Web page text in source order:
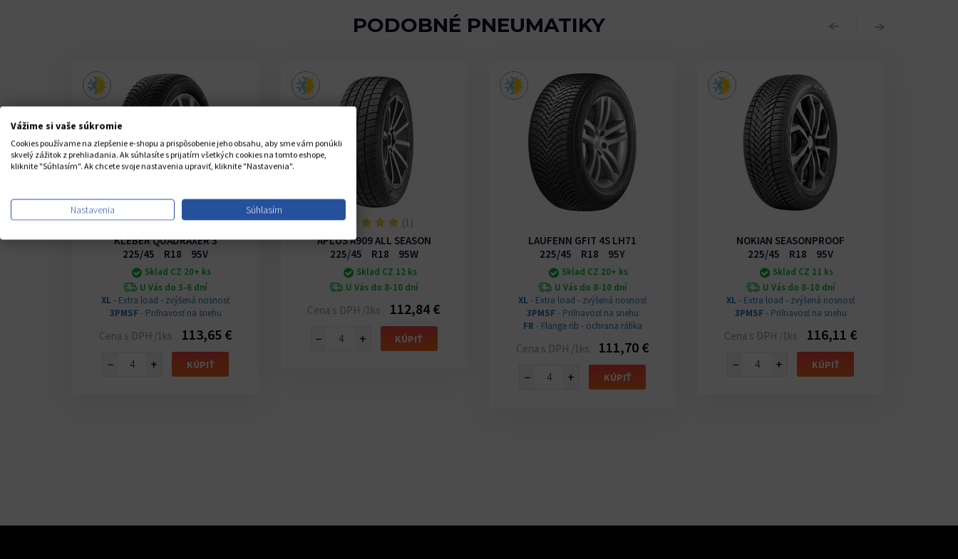
PODOBNÉ PNEUMATIKY
H750
KLEBER QUADRAXER 3
225/45 R18 95V
Sklad CZ 20+ ks
U Vás do 3-6 dní
XL- Extra load - zvýšená nosnosť
3PMSF- Priľnavosť na snehu
Cena s DPH /1ks 113,65 €
− + KÚPIŤ
(1)
APLUS A909 ALL SEASON
225/45 R18 95W
Sklad CZ 12 ks
U Vás do 8-10 dní
Cena s DPH /1ks 112,84 €
− + KÚPIŤ
LAUFENN GFIT 4S LH71
225/45 R18 95Y
Sklad CZ 20+ ks
U Vás do 8-10 dní
XL- Extra load - zvýšená nosnosť
3PMSF- Priľnavosť na snehu
FR - Flange rib - ochrana ráfika
Cena s DPH /1ks 111,70 €
− + KÚPIŤ
NOKIAN SEASONPROOF
225/45 R18 95V
Sklad CZ 11 ks
U Vás do 8-10 dní
XL- Extra load - zvýšená nosnosť
3PMSF- Priľnavosť na snehu
Cena s DPH /1ks 116,11 €
− + KÚPIŤ
Vážime si vaše súkromie
Cookies používame na zlepšenie e-shopu a prispôsobenie jeho obsahu, aby sme vám ponúkli
skvelý zážitok z prehliadania. Ak súhlasíte s prijatím všetkých cookies na tomto eshope,
kliknite "Súhlasím". Ak chcete svoje nastavenia upraviť, kliknite "Nastavenia".
Nastavenia Súhlasím